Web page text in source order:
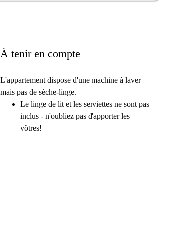
À tenir en compte
L'appartement dispose d'une machine à laver
mais pas de sèche-linge.
Le linge de lit et les serviettes ne sont pas
inclus - n'oubliez pas d'apporter les
vôtres!